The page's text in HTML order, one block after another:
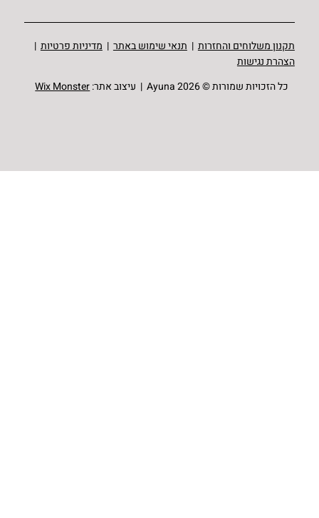
כל הזכויות שמורות © Ayuna 2026 | עיצוב אתר: Wix Monster
תקנון משלוחים והחזרות | תנאי שימוש באתר | מדיניות פרטיות |
הצהרת נגישות